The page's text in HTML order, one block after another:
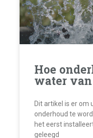
Hoe
water
Dit artikel is er om
onderhoud te
het eerst
geleegd